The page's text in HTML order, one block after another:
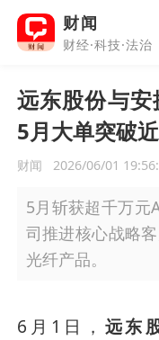
财闻
财经·科技·法治
远东股份与
5月大单突破
财闻 2026/06/01
5月斩获超千万元
司推进核心战略
光纤产品。
6月1日， 远东